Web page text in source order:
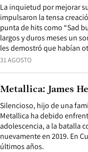
31 AGOSTO
La inquietud por mejorar
impulsaron la tensa
punta de hits como “Sad
largos y duros meses un
les demostró que habían
Silencioso, hijo de una
Metallica ha debido
adolescencia, a la batalla
nuevamente en 2019. En
últimos años.
Metallica: James